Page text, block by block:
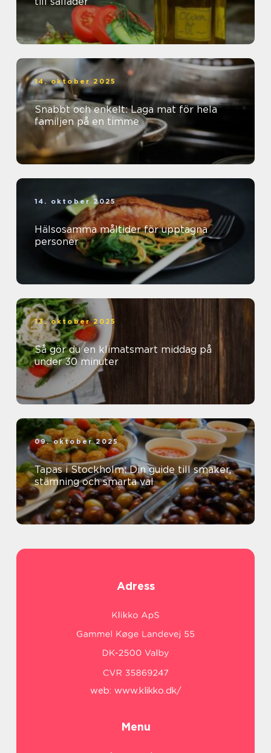
14. oktober 2025
Snabbt och enkelt: Laga mat för hela
familjen på en timme
14. oktober 2025
Hälsosamma måltider för upptagna
personer
13. oktober 2025
Så gör du en klimatsmart middag på
under 30 minuter
09. oktober 2025
Tapas i Stockholm: Din guide till smaker,
stämning och smarta val
Adress
web: www.klikko.dk/
Menu